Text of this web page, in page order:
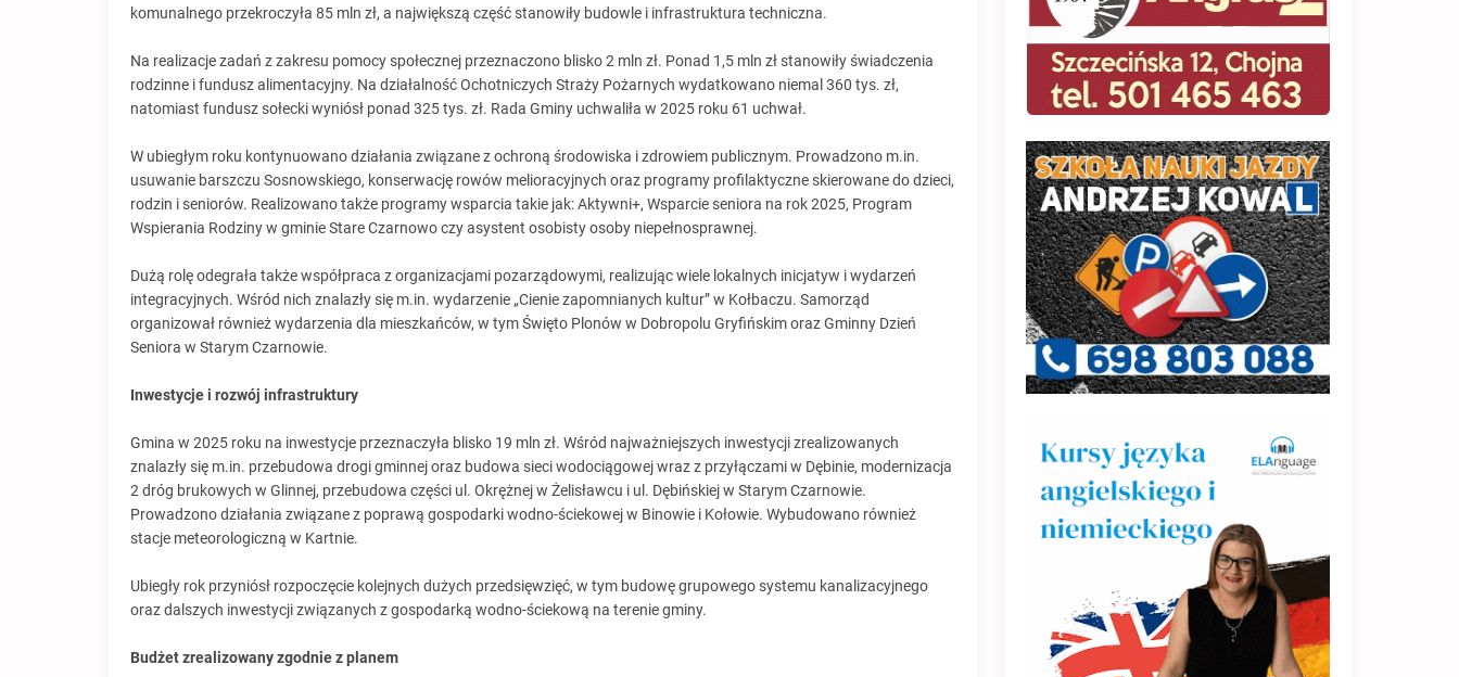
komunalnego przekroczyła 85 mln zł, a największą część stanowiły budowle i infrastruktura techniczna.
Na realizacje zadań z zakresu pomocy społecznej przeznaczono blisko 2 mln zł. Ponad 1,5 mln zł stanowiły świadczenia
rodzinne i fundusz alimentacyjny. Na działalność Ochotniczych Straży Pożarnych wydatkowano niemal 360 tys. zł,
natomiast fundusz sołecki wyniósł ponad 325 tys. zł. Rada Gminy uchwaliła w 2025 roku 61 uchwał.
W ubiegłym roku kontynuowano działania związane z ochroną środowiska i zdrowiem publicznym. Prowadzono m.in.
usuwanie barszczu Sosnowskiego, konserwację rowów melioracyjnych oraz programy profilaktyczne skierowane do dzieci,
rodzin i seniorów. Realizowano także programy wsparcia takie jak: Aktywni+, Wsparcie seniora na rok 2025, Program
Wspierania Rodziny w gminie Stare Czarnowo czy asystent osobisty osoby niepełnosprawnej.
Dużą rolę odegrała także współpraca z organizacjami pozarządowymi, realizując wiele lokalnych inicjatyw i wydarzeń
integracyjnych. Wśród nich znalazły się m.in. wydarzenie „Cienie zapomnianych kultur” w Kołbaczu. Samorząd
organizował również wydarzenia dla mieszkańców, w tym Święto Plonów w Dobropolu Gryfińskim oraz Gminny Dzień
Seniora w Starym Czarnowie.
Inwestycje i rozwój infrastruktury
Gmina w 2025 roku na inwestycje przeznaczyła blisko 19 mln zł. Wśród najważniejszych inwestycji zrealizowanych
znalazły się m.in. przebudowa drogi gminnej oraz budowa sieci wodociągowej wraz z przyłączami w Dębinie, modernizacja
2 dróg brukowych w Glinnej, przebudowa części ul. Okrężnej w Żelisławcu i ul. Dębińskiej w Starym Czarnowie.
Prowadzono działania związane z poprawą gospodarki wodno-ściekowej w Binowie i Kołowie. Wybudowano również
stacje meteorologiczną w Kartnie.
Ubiegły rok przyniósł rozpoczęcie kolejnych dużych przedsięwzięć, w tym budowę grupowego systemu kanalizacyjnego
oraz dalszych inwestycji związanych z gospodarką wodno-ściekową na terenie gminy.
Budżet zrealizowany zgodnie z planem